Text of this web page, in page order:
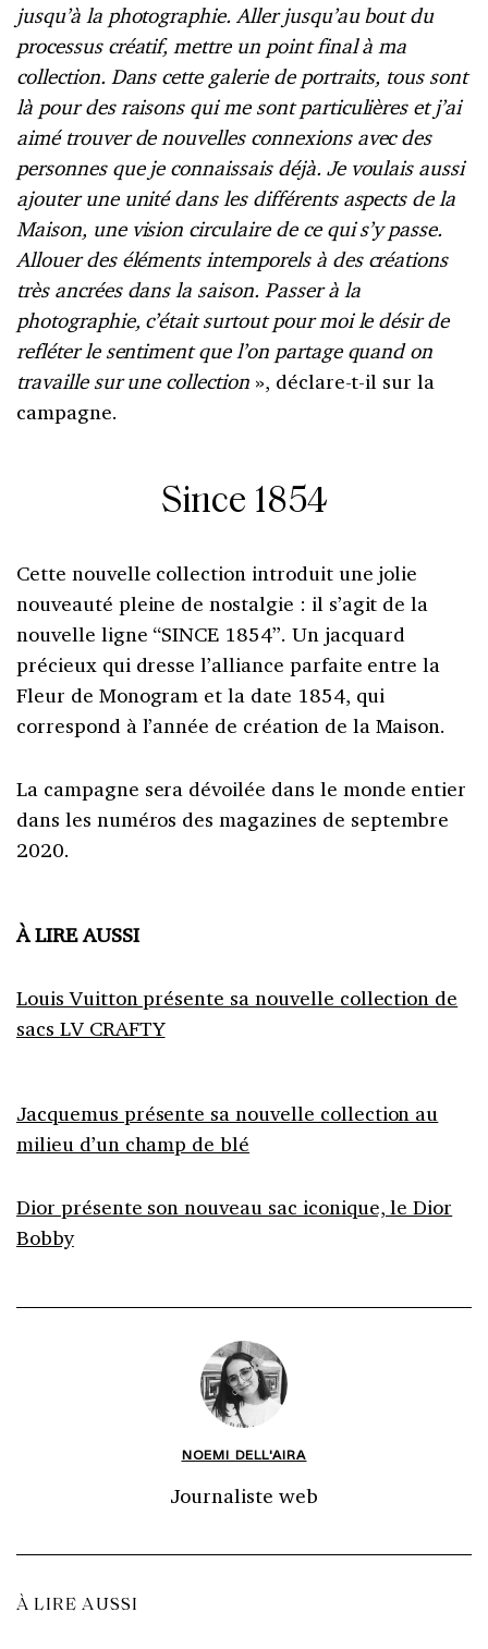
jusqu’à la photographie. Aller jusqu’au bout du
processus créatif, mettre un point final à ma
collection. Dans cette galerie de portraits, tous sont
là pour des raisons qui me sont particulières et j’ai
aimé trouver de nouvelles connexions avec des
personnes que je connaissais déjà. Je voulais aussi
ajouter une unité dans les différents aspects de la
Maison, une vision circulaire de ce qui s’y passe.
Allouer des éléments intemporels à des créations
très ancrées dans la saison. Passer à la
photographie, c’était surtout pour moi le désir de
refléter le sentiment que l’on partage quand on
travaille sur une collection», déclare-t-il sur la
campagne.
Since 1854
Cette nouvelle collection introduit une jolie
nouveauté pleine de nostalgie : il s’agit de la
nouvelle ligne “SINCE 1854”. Un jacquard
précieux qui dresse l’alliance parfaite entre la
Fleur de Monogram et la date 1854, qui
correspond à l’année de création de la Maison.
La campagne sera dévoilée dans le monde entier
dans les numéros des magazines de septembre
2020.
À LIRE AUSSI
Louis Vuitton présente sa nouvelle collection de
sacs LV CRAFTY
Jacquemus présente sa nouvelle collection au
milieu d’un champ de blé
Dior présente son nouveau sac iconique, le Dior
Bobby
NOEMI DELL'AIRA
Journaliste web
À LIRE AUSSI